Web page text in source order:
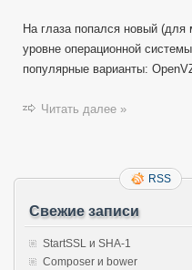
На глаза попался новый
уровне операционной
популярные варианты:
Читать далее »
RSS
Свежие записи
StartSSL и SHA-1
Composer и bower